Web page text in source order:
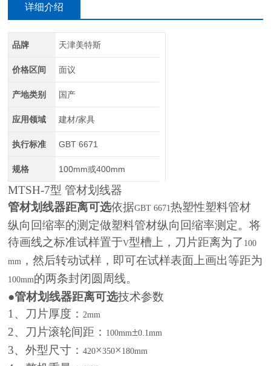
详细介绍
品牌 天津美特斯
价格区间 面议
产地类别 国产
应用领域 建材/家具
执行标准 GBT 6671
规格 100mm或400mm
MTSH-7型 管材划线器
管材划线器距离可选依据GBT 6671热塑性塑料管材
纵向回缩率的测定做塑料管材纵向回缩率测定。将
待画线之标准试样置于V型槽上，刀片距离为了 100
mm ，然后转动试样，即可在试样表面上画出等距为
100mm的两条封闭圆周线。
●管材划线器距离可选技术参数
1 、刀片厚度： 2mm
2、刀片滚轮间距： 100mm±0.1mm
3、外型尺寸：420×350× 180mm